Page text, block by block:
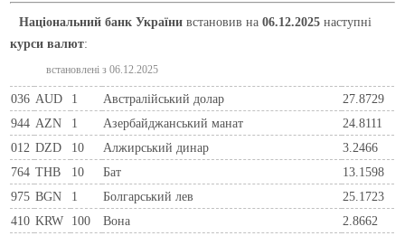
Національний банк України встановив на06.12.2025 наступні
курси валют:
встановлені з 06.12.2025
036 AUD 1 Австралійський долар
27.8729
944 AZN 1 Азербайджанський манат
24.8111
012 DZD 10 Алжирський динар
3.2466
764 THB 10 Бат
13.1598
975 BGN 1 Болгарський лев
25.1723
410 KRW 100 Вона
2.8662